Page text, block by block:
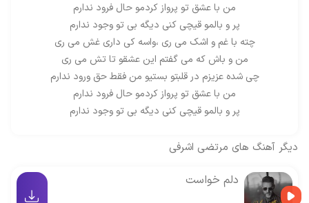
من با عشق تو پرواز کردمو حال فرود ندارم
پر و بالمو قیچی کنی دیگه بی تو وجود ندارم
چته با غم و اشک می ری ،واسه کی داری غش می ری
من و باش که می گفتم این عشقو تا تش می ری
چی شده عزیزم در قلبتو بستیو من فقط حق ورود ندارم
من با عشق تو پرواز کردمو حال فرود ندارم
پر و بالمو قیچی کنی دیگه بی تو وجود ندارم
دیگر آهنگ های مرتضی اشرفی
دلم خواست